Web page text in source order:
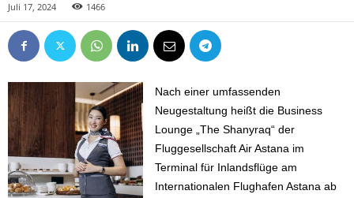
Juli 17, 2024 1466
Nach einer umfassenden
Neugestaltung heißt die Business
Lounge „The Shanyraq“ der
Fluggesellschaft Air Astana im
Terminal für Inlandsflüge am
Internationalen Flughafen Astana ab